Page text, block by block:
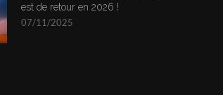
est de retour en 2026 !
07/11/2025